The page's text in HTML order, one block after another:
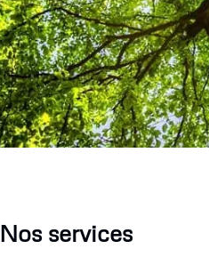
Nos services